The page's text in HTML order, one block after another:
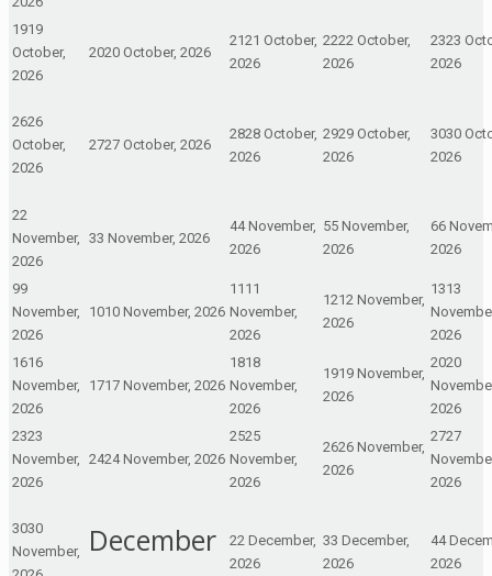
1919
October,
2026
2020 October, 2026
2121 October,
2026
2222 October,
2026
2323
2026
2626
October,
2026
2727 October, 2026
2828 October,
2026
2929 October,
2026
3030
2026
22
November,
2026
33 November, 2026
44 November,
2026
55 November,
2026
66
2026
99
November,
2026
1010 November, 2026
11 11
November,
2026
1212 November,
2026
1313
2026
1616
November,
2026
1717 November, 2026
1818
November,
2026
1919 November,
2026
2020
2026
2323
November,
2026
2424 November, 2026
2525
November,
2026
2626 November,
2026
2727
2026
3030
November,
December 22 December,
2026
33 December,
2026
44
2026